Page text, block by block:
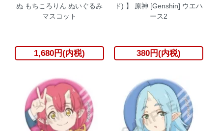
ぬ もちころりん ぬいぐるみ
マスコット
1,680円(内税)
ド) 】 原神 [Genshin] ウエハ
ース2
380円(内税)